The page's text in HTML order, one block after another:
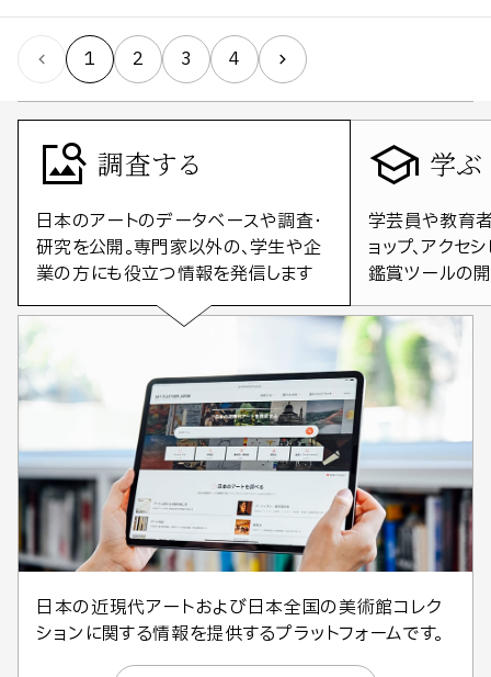
1 2 3 4
調査する
日本のアートのデータベースや調査・
研究を公開。専門家以外の、学生や企
業の方にも役立つ情報を発信します
学ぶ
学芸員や教育
ョップ、アクセ
鑑賞ツールの
日本の近現代アートおよび日本全国の美術館コレク
ションに関する情報を提供するプラットフォームです。